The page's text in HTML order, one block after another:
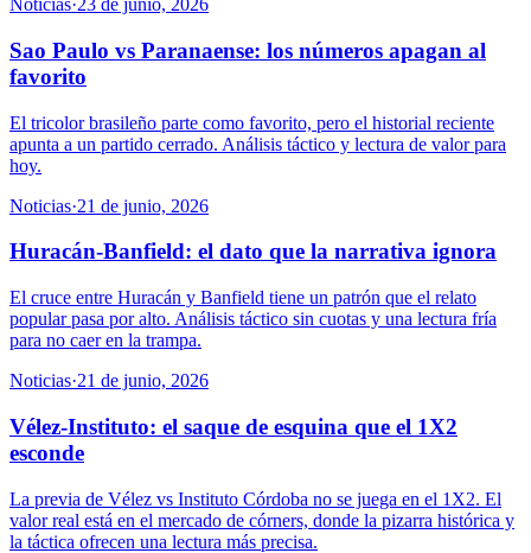
Noticias·23 de junio, 2026
Sao Paulo vs Paranaense: los números apagan al
favorito
El tricolor brasileño parte como favorito, pero el historial reciente
apunta a un partido cerrado. Análisis táctico y lectura de valor para
hoy.
Noticias·21 de junio, 2026
Huracán-Banfield: el dato que la narrativa ignora
El cruce entre Huracán y Banfield tiene un patrón que el relato
popular pasa por alto. Análisis táctico sin cuotas y una lectura fría
para no caer en la trampa.
Noticias·21 de junio, 2026
Vélez-Instituto: el saque de esquina que el 1X2
esconde
La previa de Vélez vs Instituto Córdoba no se juega en el 1X2. El
valor real está en el mercado de córners, donde la pizarra histórica y
la táctica ofrecen una lectura más precisa.